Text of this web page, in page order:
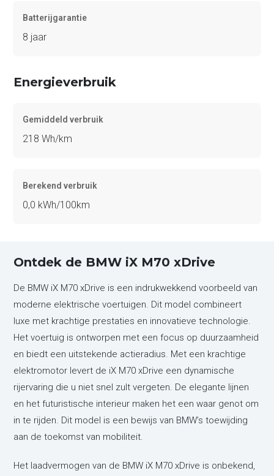
Batterijgarantie
8 jaar
Energieverbruik
Gemiddeld verbruik
218 Wh/km
Berekend verbruik
0,0 kWh/100km
Ontdek de BMW iX M70 xDrive
De BMW iX M70 xDrive is een indrukwekkend voorbeeld van
moderne elektrische voertuigen. Dit model combineert
luxe met krachtige prestaties en innovatieve technologie.
Het voertuig is ontworpen met een focus op duurzaamheid
en biedt een uitstekende actieradius. Met een krachtige
elektromotor levert de iX M70 xDrive een dynamische
rijervaring die u niet snel zult vergeten. De elegante lijnen
en het futuristische interieur maken het een waar genot om
in te rijden. Dit model is een bewijs van BMW’s toewijding
aan de toekomst van mobiliteit.
Het laadvermogen van de BMW iX M70 xDrive is onbekend,